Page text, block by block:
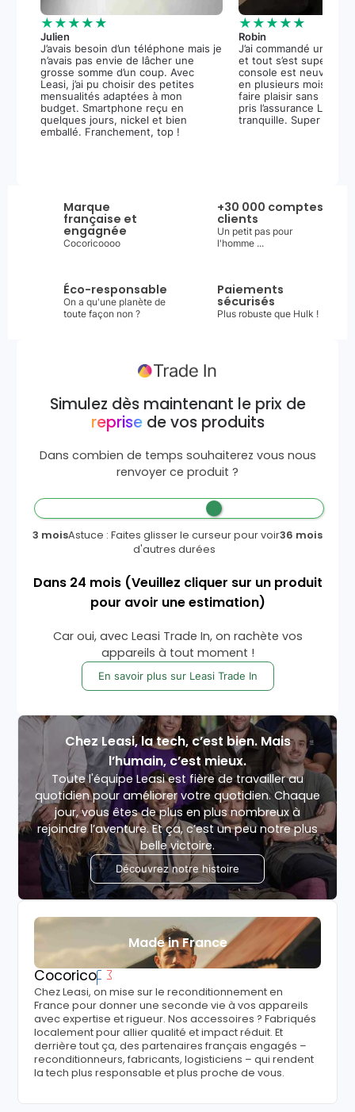
★★★★★
Julien
J’avais besoin d’un téléphone mais je
n’avais pas envie de lâcher une
grosse somme d’un coup. Avec
Leasi, j’ai pu choisir des petites
mensualités adaptées à mon
budget. Smartphone reçu en
quelques jours, nickel et bien
emballé. Franchement, top !
★★★★★
Robin
J’ai commandé une
et tout s’est super
console est neuve, et
en plusieurs mois m’a
faire plaisir sans stress.
pris l’assurance
tranquille. Super
Marque
française et
engagnée
Cocoricoooo
+30 000 comptes
clients
Un petit pas pour
l'homme ...
Éco-responsable
On a qu'une planète de
toute façon non ?
Paiements
sécurisés
Plus robuste que Hulk !
Simulez dès maintenant le prix de
reprisede vos produits
Dans combien de temps souhaiterez vous nous
renvoyer ce produit ?
3 moisAstuce : Faites glisser le curseur pour voir
d'autres durées
36 mois
Dans 24 mois (Veuillez cliquer sur un produit
pour avoir une estimation)
Car oui, avec Leasi Trade In, on rachète vos
appareils à tout moment !
En savoir plus sur Leasi Trade In
Chez Leasi, la tech, c’est bien. Mais
l’humain, c’est mieux.
Toute l'équipe Leasi est fière de travailler au
quotidien pour améliorer votre quotidien. Chaque
jour, vous êtes de plus en plus nombreux à
rejoindre l’aventure. Et ça, c’est un peu notre plus
belle victoire.
Découvrez notre histoire
Made in France
Cocorico
Chez Leasi, on mise sur le reconditionnement en
France pour donner une seconde vie à vos appareils
avec expertise et rigueur. Nos accessoires ? Fabriqués
localement pour allier qualité et impact réduit. Et
derrière tout ça, des partenaires français engagés –
reconditionneurs, fabricants, logisticiens – qui rendent
la tech plus responsable et plus proche de vous.